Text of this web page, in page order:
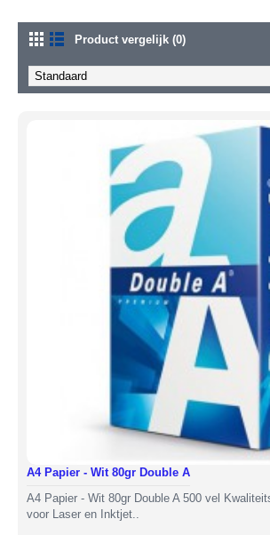
Product vergelijk (0)
A4 Papier - Wit 80gr Double A
A4 Papier - Wit 80gr Double A 500 vel
voor Laser en Inktjet..